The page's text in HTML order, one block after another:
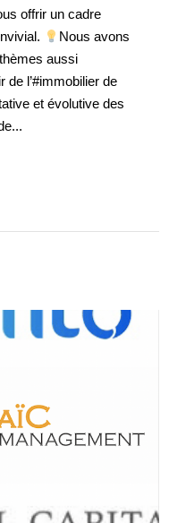
offrir un cadre
Nous avons
aussi
l’#immobilier de
et évolutive des